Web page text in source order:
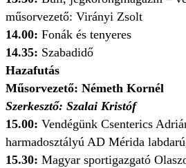
műsorvezető: Virányi Zsolt
14.00: Fonák és tenyeres
14.35: Szabadidő
Hazafutás
Műsorvezető: Németh Kornél
Szerkesztő: Szalai Kristóf
15.00: Vendégünk Csenterics
harmadosztályú AD Mérida
15.30: Magyar sportigazgató